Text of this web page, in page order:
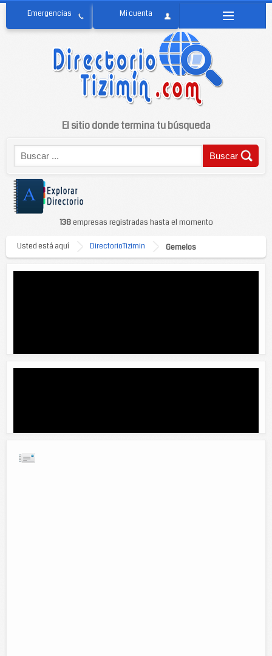
El sitio donde termina tu búsqueda
138empresas registradas hasta el momento
Usted está aquí DirectorioTizimin Gemelos
Gemelos